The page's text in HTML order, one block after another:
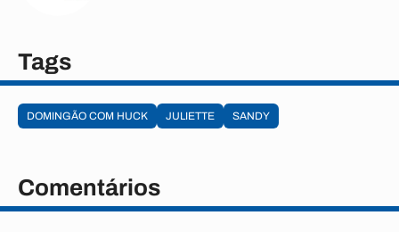
Tags
DOMINGÃO COM HUCK JULIETTE SANDY
Comentários